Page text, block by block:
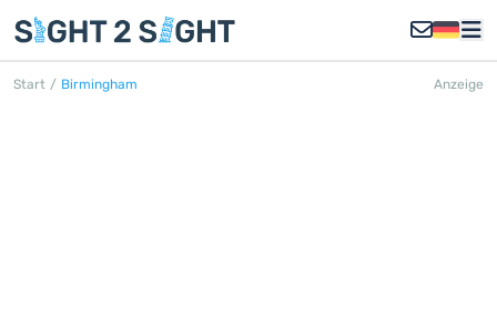
Start / Birmingham Anzeige